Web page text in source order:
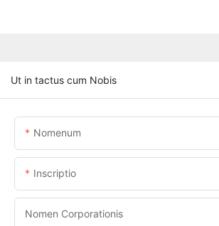
Ut in tactus cum Nobis
Nomenum
Inscriptio
Nomen Corporationis